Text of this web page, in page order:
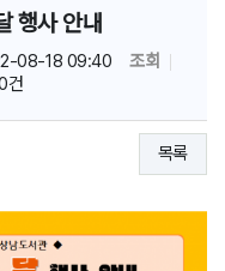
행사 안내
08-18 09:40
조회
건
목록